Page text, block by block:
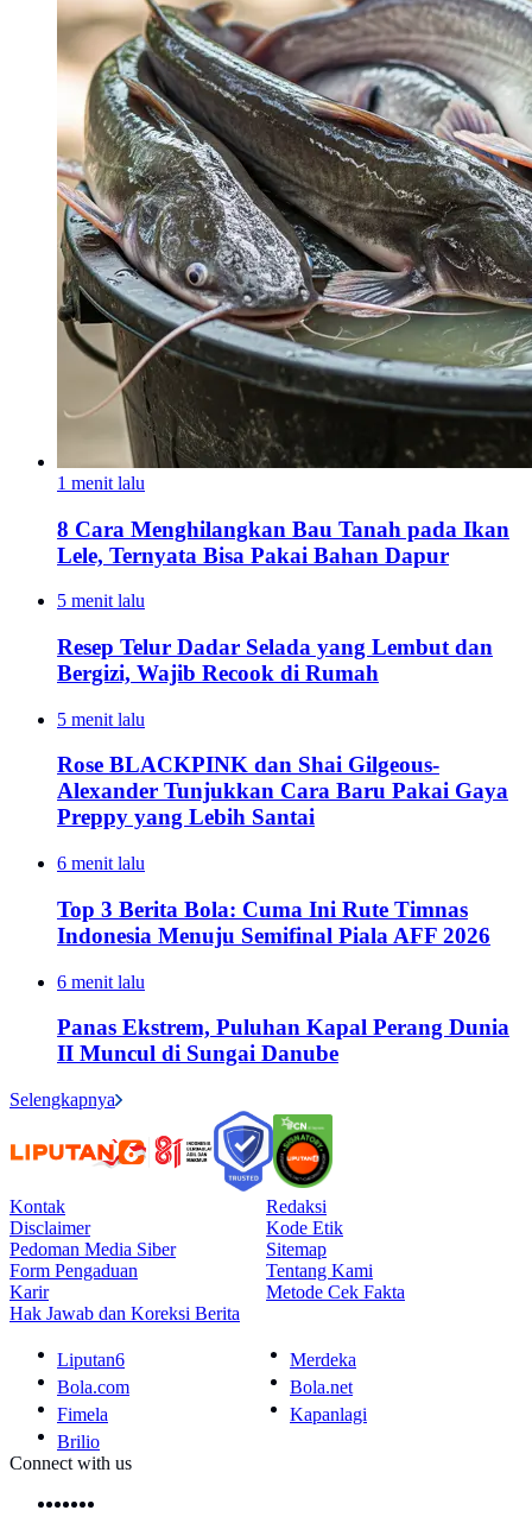
1 menit lalu
8 Cara Menghilangkan Bau Tanah pada Ikan
Lele, Ternyata Bisa Pakai Bahan Dapur
5 menit lalu
Resep Telur Dadar Selada yang Lembut dan
Bergizi, Wajib Recook di Rumah
5 menit lalu
Rose BLACKPINK dan Shai Gilgeous-
Alexander Tunjukkan Cara Baru Pakai Gaya
Preppy yang Lebih Santai
6 menit lalu
Top 3 Berita Bola: Cuma Ini Rute Timnas
Indonesia Menuju Semifinal Piala AFF 2026
6 menit lalu
Panas Ekstrem, Puluhan Kapal Perang Dunia
II Muncul di Sungai Danube
Selengkapnya
Kontak
Redaksi
Disclaimer
Kode Etik
Pedoman Media Siber
Sitemap
Form Pengaduan
Tentang Kami
Karir
Metode Cek Fakta
Hak Jawab dan Koreksi Berita
Liputan6
Merdeka
Bola.com
Bola.net
Fimela
Kapanlagi
Brilio
Connect with us